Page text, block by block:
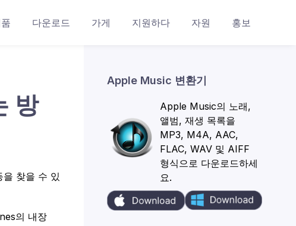
다운로드 가게 지원하다 자원 홍보
방
찾을 수 있
의 내장
Apple Music 변환기
Apple Music의 노래,
앨범, 재생 목록을
MP3, M4A, AAC,
FLAC, WAV 및 AIFF
형식으로 다운로드하세
요.